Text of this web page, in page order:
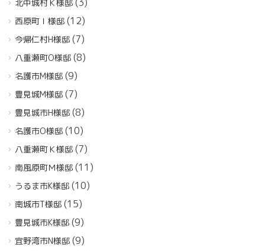
北中城村Ｋ様邸
西原町Ｉ様邸 (12)
今帰仁村H様邸 (7)
八重瀬町O様邸 (8)
名護市M様邸 (9)
豊見城M様邸 (7)
豊見城市H様邸 (8)
名護市O様邸 (10)
八重瀬町Ｋ様邸 (7)
南風原町Ｍ様邸 (11)
うるま市K様邸 (10)
南城市T様邸 (15)
豊見城市K様邸 (9)
宜野湾市N様邸 (9)